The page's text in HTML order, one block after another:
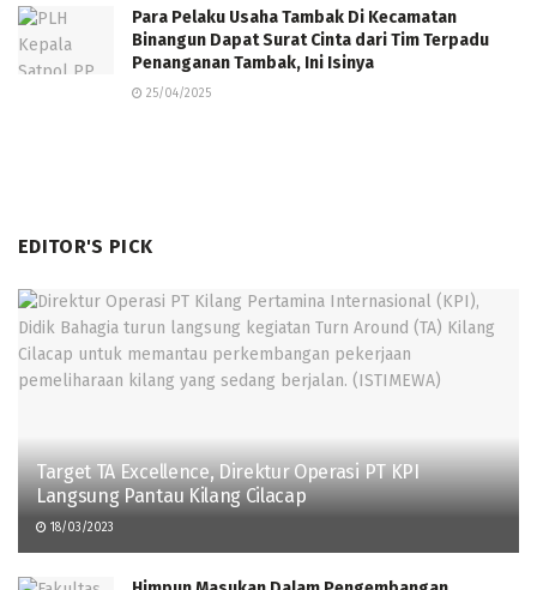
Para Pelaku Usaha Tambak Di Kecamatan
Binangun Dapat Surat Cinta dari Tim Terpadu
Penanganan Tambak, Ini Isinya
25/04/2025
EDITOR'S PICK
Target TA Excellence, Direktur Operasi PT KPI
Langsung Pantau Kilang Cilacap
18/03/2023